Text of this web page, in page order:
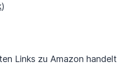
)
Links zu Amazon handelt